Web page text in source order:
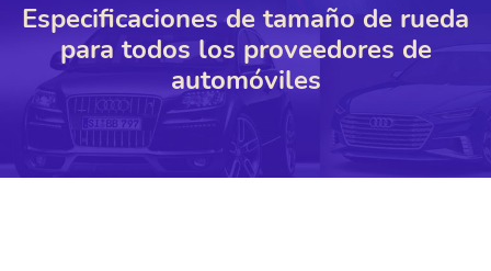
Especificaciones de tamaño de rueda
para todos los proveedores de
automóviles